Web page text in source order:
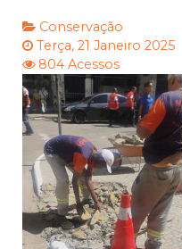
Conservação
Terça, 21 Janeiro 2025
804 Acessos